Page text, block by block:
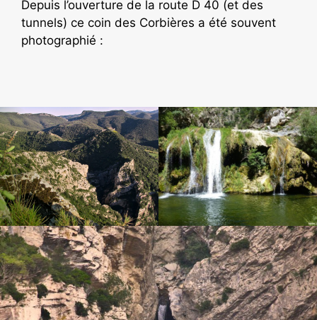
Depuis l’ouverture de la route D 40 (et des
tunnels) ce coin des Corbières a été souvent
photographié :